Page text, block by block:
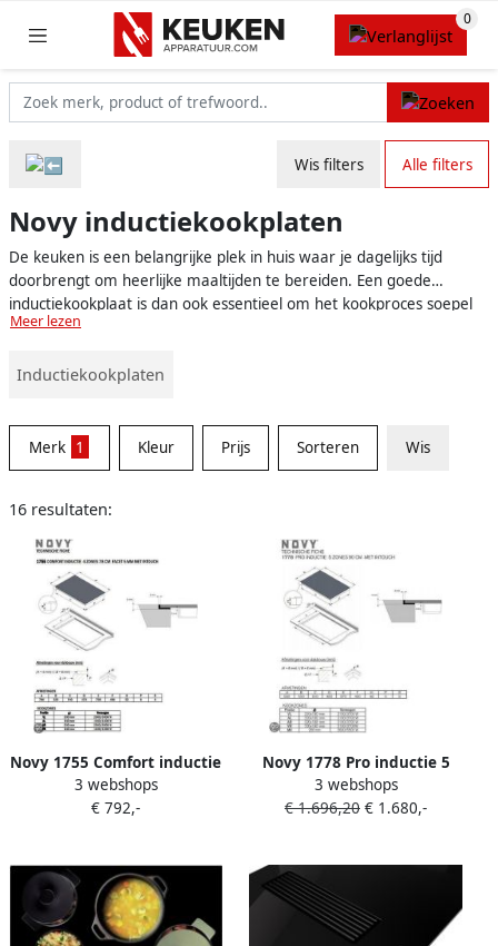
Wis filters Alle filters
Novy inductiekookplaten
De keuken is een belangrijke plek in huis waar je dagelijks tijd
doorbrengt om heerlijke maaltijden te bereiden. Een goede
inductiekookplaat is dan ook essentieel om het kookproces soepel
en efficiënt te laten verlopen. Novy inductiekookplaten zijn
jouw kookervaring naar een hoger niveau te tillen.
Meer lezen
Inductiekookplaten
Merk 1 Kleur Prijs Sorteren Wis
16 resultaten:
Novy 1755 Comfort inductie
4 zones 78 cm facet 5mm
met InTou |
| 1755
3 webshops
€ 792,-
Novy 1778 Pro inductie 5
zones 90 cm met InTouch |
Kookplaten met flexibele
3 webshops
€ 1.696,20 € 1.680,-